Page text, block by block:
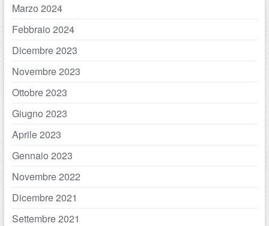
Marzo 2024
Febbraio 2024
Dicembre 2023
Novembre 2023
Ottobre 2023
Giugno 2023
Aprile 2023
Gennaio 2023
Novembre 2022
Dicembre 2021
Settembre 2021